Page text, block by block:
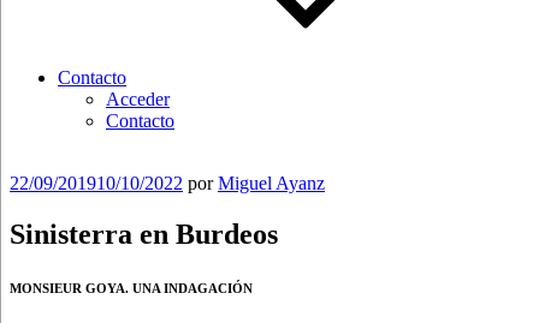
Contacto
Acceder
Contacto
Publicado
22/09/201910/10/2022 porMiguel Ayanz
Sinisterra en Burdeos
MONSIEUR GOYA. UNA INDAGACIÓN